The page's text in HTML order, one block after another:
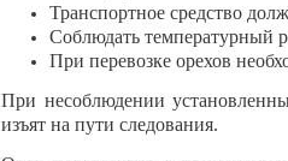
Транспортное средство
Соблюдать температурный
При перевозке орехов
При несоблюдении
изъят на пути следования.